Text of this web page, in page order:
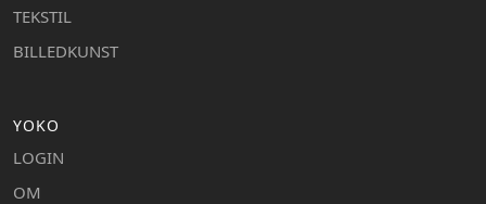
TEKSTIL
BILLEDKUNST
YOKO
LOGIN
OM